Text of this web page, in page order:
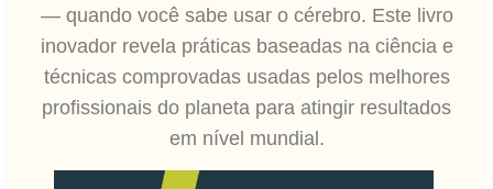
— quando você sabe usar o cérebro. Este livro
inovador revela práticas baseadas na ciência e
técnicas comprovadas usadas pelos melhores
profissionais do planeta para atingir resultados
em nível mundial.